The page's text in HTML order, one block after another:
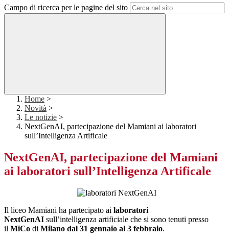
Campo di ricerca per le pagine del sito
Home >
Novità >
Le notizie >
NextGenAI, partecipazione del Mamiani ai laboratori
sull’Intelligenza Artificale
NextGenAI, partecipazione del Mamiani
ai laboratori sull’Intelligenza Artificale
Il liceo Mamiani ha partecipato ai laboratori
NextGenAI sull’intelligenza artificiale che si sono tenuti presso
il MiCo di Milano dal 31 gennaio al 3 febbraio.